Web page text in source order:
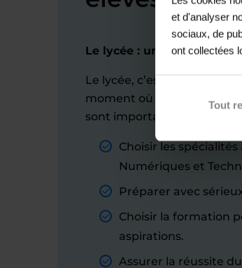
et d'analyser
sociaux, de
ont collectées
Tout
Le lycée : une période
Le lycée, c’est bien plus
moment où votre enfant
sont importants :
Choisir les
Numériques et
Préparer avec
Choisir la formation
aspirations.
Assurer la réussite